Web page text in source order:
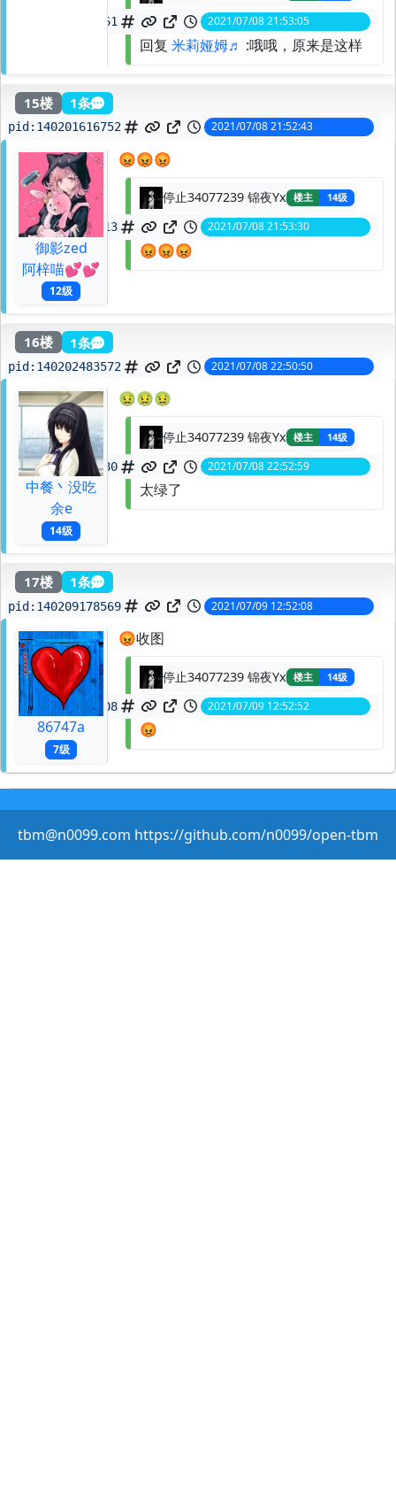
140201622361 2021/07/08 21:53:05
回复 米莉娅姆♬ :哦哦，原来是这样
15楼 1条
pid: 140201616752 2021/07/08 21:52:43
御影zed
阿梓喵💕💕
12级
😡😡😡
停止34077239 锦夜Yx 楼主 14级
140201628813 2021/07/08 21:53:30
😡😡😡
16楼 1条
pid: 140202483572 2021/07/08 22:50:50
中餐丶没吃
余e
14级
🤢🤢🤢
停止34077239 锦夜Yx 楼主 14级
140202514680 2021/07/08 22:52:59
太绿了
17楼 1条
pid: 140209178569 2021/07/09 12:52:08
86747a
7级
😡收图
停止34077239 锦夜Yx 楼主 14级
140209187908 2021/07/09 12:52:52
😡
tbm@n0099.com https://github.com/n0099/open-tbm